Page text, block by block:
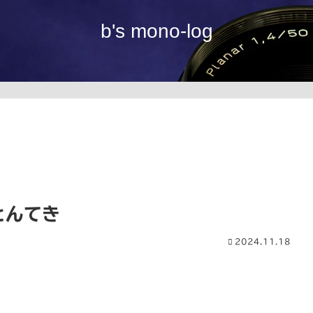
b's mono-log
てき
2024.11.18